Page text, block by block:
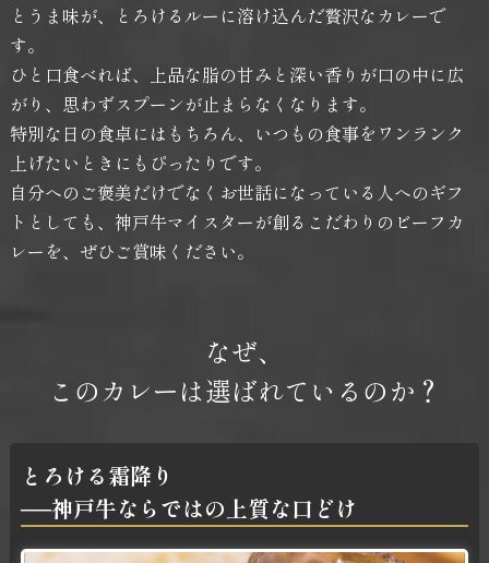
とうま味が、とろけるルーに溶け込んだ贅沢なカレーで
す。
ひと口食べれば、上品な脂の甘みと深い香りが口の中に広
がり、思わずスプーンが止まらなくなります。
特別な日の食卓にはもちろん、いつもの食事をワンランク
上げたいときにもぴったりです。
自分へのご褒美だけでなくお世話になっている人へのギフ
トとしても、神戸牛マイスターが創るこだわりのビーフカ
レーを、ぜひご賞味ください。
なぜ、
このカレーは選ばれているのか？
とろける霜降り
──神戸牛ならではの上質な口どけ